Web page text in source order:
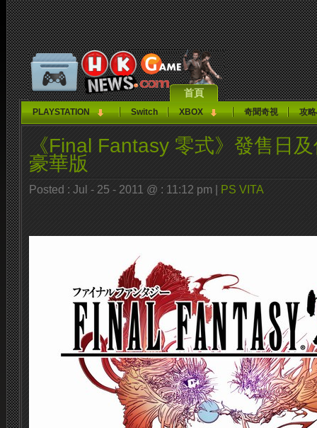
首頁
PLAYSTATION Switch XBOX 奇聞奇視 攻
《Final Fantasy 零式》發售日
豪華版
Posted : Jul - 25 - 2011 @ : 11:12 pm | PS VITA